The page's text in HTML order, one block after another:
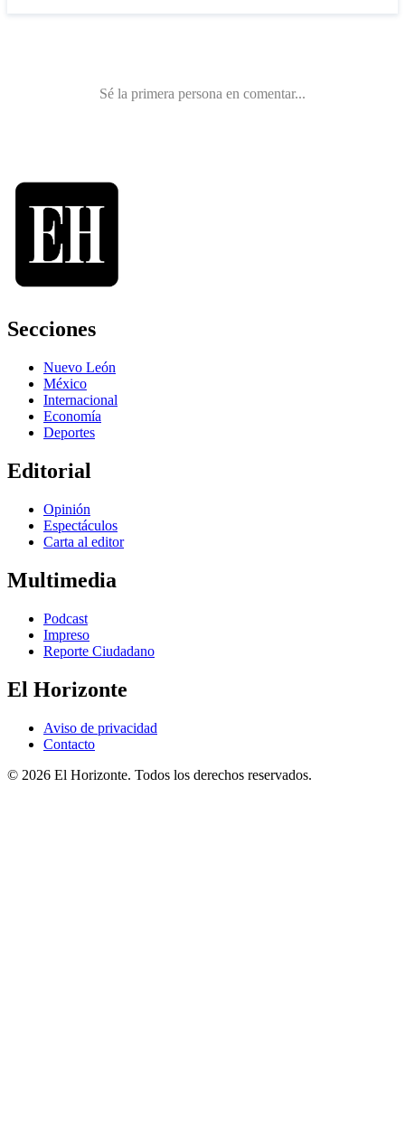
Secciones
Nuevo León
México
Internacional
Economía
Deportes
Editorial
Opinión
Espectáculos
Carta al editor
Multimedia
Podcast
Impreso
Reporte Ciudadano
El Horizonte
Aviso de privacidad
Contacto
© 2026 El Horizonte. Todos los derechos reservados.